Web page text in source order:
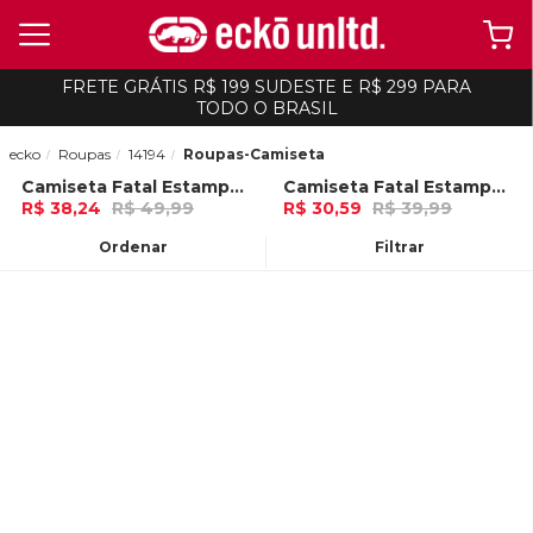
FRETE GRÁTIS R$ 199 SUDESTE E R$ 299 PARA
TODO O BRASIL
Ordenar Filtrar
ecko Roupas 14194 Roupas-Camiseta
-23%
Camiseta Fatal Estampada Off White
R$ 38,24 R$ 49,99
-23%
Camiseta Fatal Estampada Branca
R$ 30,59 R$ 39,99